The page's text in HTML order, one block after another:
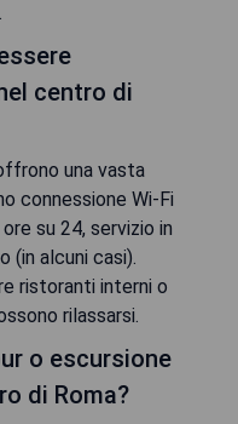
centro di
una vasta
connessione Wi-Fi
su 24, servizio in
(in alcuni casi).
ristoranti interni o
rilassarsi.
o escursione
di Roma?